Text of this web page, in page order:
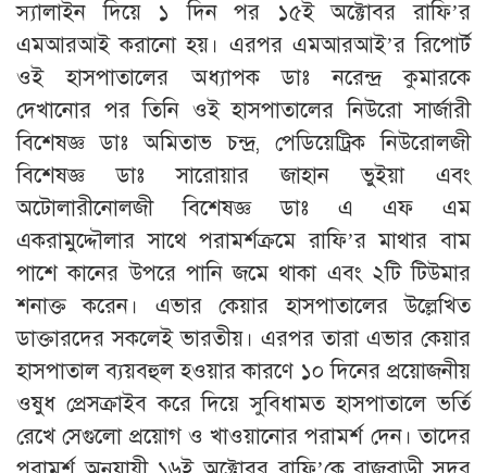
স্যালাইন দিয়ে ১ দিন পর ১৫ই অক্টোবর রাফি’র
এমআরআই করানো হয়। এরপর এমআরআই’র রিপোর্ট
ওই হাসপাতালের অধ্যাপক ডাঃ নরেন্দ্র কুমারকে
দেখানোর পর তিনি ওই হাসপাতালের নিউরো সার্জারী
বিশেষজ্ঞ ডাঃ অমিতাভ চন্দ্র, পেডিয়েট্রিক নিউরোলজী
বিশেষজ্ঞ ডাঃ সারোয়ার জাহান ভুইয়া এবং
অটোলারীনোলজী বিশেষজ্ঞ ডাঃ এ এফ এম
একরামুদ্দৌলার সাথে পরামর্শক্রমে রাফি’র মাথার বাম
পাশে কানের উপরে পানি জমে থাকা এবং ২টি টিউমার
শনাক্ত করেন। এভার কেয়ার হাসপাতালের উল্লেখিত
ডাক্তারদের সকলেই ভারতীয়। এরপর তারা এভার কেয়ার
হাসপাতাল ব্যয়বহুল হওয়ার কারণে ১০ দিনের প্রয়োজনীয়
ওষুধ প্রেসক্রাইব করে দিয়ে সুবিধামত হাসপাতালে ভর্তি
রেখে সেগুলো প্রয়োগ ও খাওয়ানোর পরামর্শ দেন। তাদের